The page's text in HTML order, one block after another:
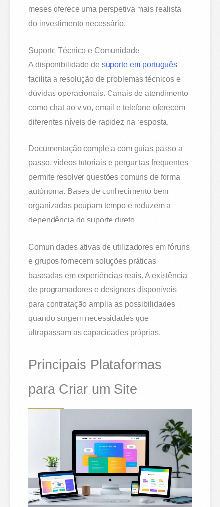
meses oferece uma perspetiva mais realista
do investimento necessário.
Suporte Técnico e Comunidade
A disponibilidade desuporte em português
facilita a resolução de problemas técnicos e
dúvidas operacionais. Canais de atendimento
como chat ao vivo, email e telefone oferecem
diferentes níveis de rapidez na resposta.
Documentação completa com guias passo a
passo, vídeos tutoriais e perguntas frequentes
permite resolver questões comuns de forma
autónoma. Bases de conhecimento bem
organizadas poupam tempo e reduzem a
dependência do suporte direto.
Comunidades ativas de utilizadores em fóruns
e grupos fornecem soluções práticas
baseadas em experiências reais. A existência
de programadores e designers disponíveis
para contratação amplia as possibilidades
quando surgem necessidades que
ultrapassam as capacidades próprias.
Principais Plataformas
para Criar um Site